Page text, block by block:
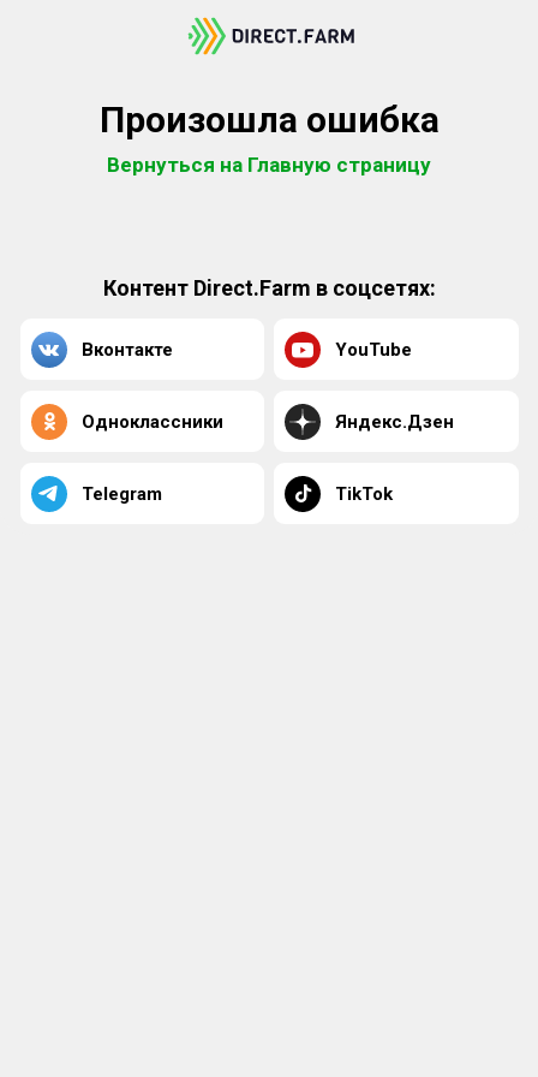
Произошла ошибка
Вернуться на Главную страницу
Контент Direct.Farm в соцсетях:
Вконтакте YouTube
Одноклассники Яндекс.Дзен
Telegram TikTok